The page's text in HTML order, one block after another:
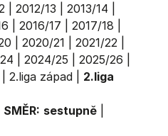
2012/13 2013/14
2016/17 2017/18
2020/21 2021/22
2024/25 2025/26
2.liga západ
2.liga
SMĚR: sestupně